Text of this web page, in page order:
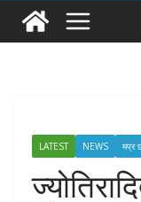
LATEST NEWS मप्र